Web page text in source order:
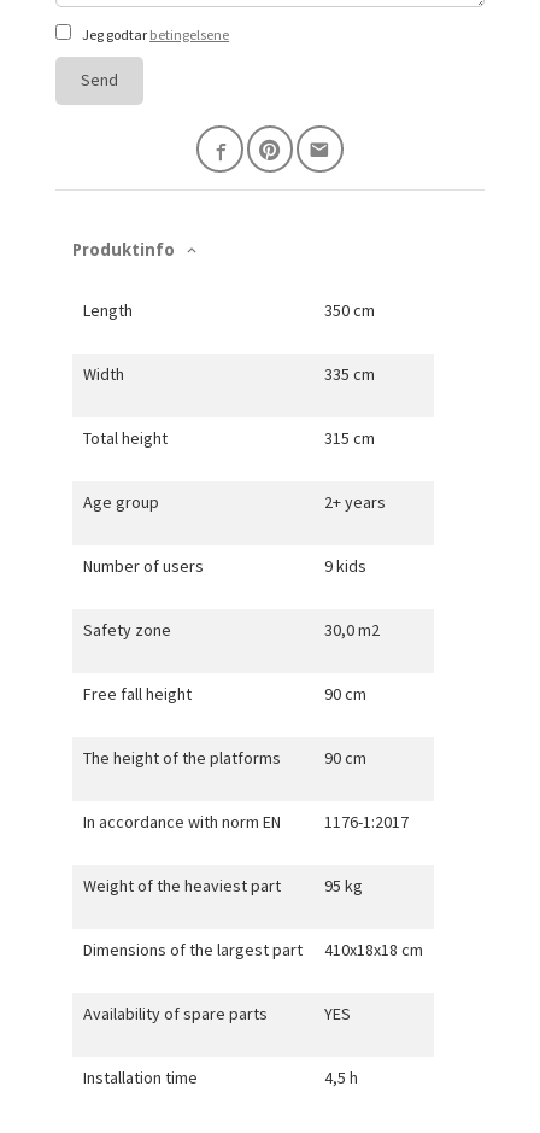
Jeg godtar betingelsene
Send
Produktinfo
Length 350 cm
Width 335 cm
Total height 315 cm
Age group 2+ years
Number of users 9 kids
Safety zone 30,0 m2
Free fall height 90 cm
The height of the platforms 90 cm
In accordance with norm EN 1176-1:2017
Weight of the heaviest part 95 kg
Dimensions of the largest part 410x18x18 cm
Availability of spare parts YES
Installation time 4,5 h